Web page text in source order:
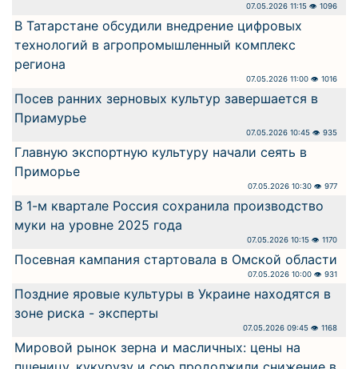
07.05.2026 11:15 👁 1096
В Татарстане обсудили внедрение цифровых
технологий в агропромышленный комплекс
региона
07.05.2026 11:00 👁 1016
Посев ранних зерновых культур завершается в
Приамурье
07.05.2026 10:45 👁 935
Главную экспортную культуру начали сеять в
Приморье
07.05.2026 10:30 👁 977
В 1-м квартале Россия сохранила производство
муки на уровне 2025 года
07.05.2026 10:15 👁 1170
Посевная кампания стартовала в Омской области
07.05.2026 10:00 👁 931
Поздние яровые культуры в Украине находятся в
зоне риска - эксперты
07.05.2026 09:45 👁 1168
Мировой рынок зерна и масличных: цены на